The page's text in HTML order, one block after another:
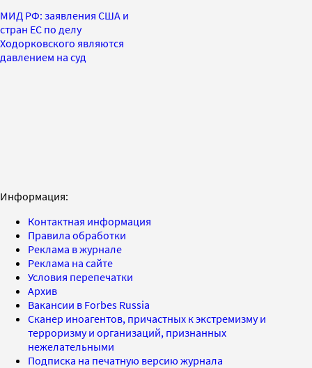
МИД РФ: заявления США и
стран ЕС по делу
Ходорковского являются
давлением на суд
Информация:
Контактная информация
Правила обработки
Реклама в журнале
Реклама на сайте
Условия перепечатки
Архив
Вакансии в Forbes Russia
Сканер иноагентов, причастных к экстремизму и
терроризму и организаций, признанных
нежелательными
Подписка на печатную версию журнала